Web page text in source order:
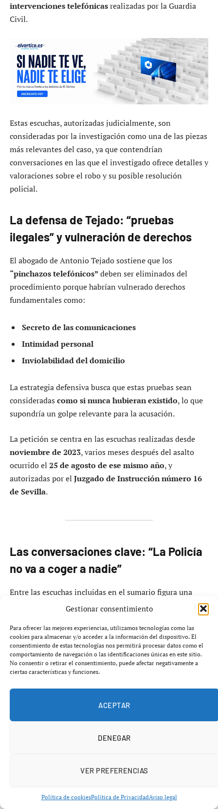
Gestionar consentimiento
Para ofrecer las mejores experiencias, utilizamos tecnologías como las
cookies para almacenar y/o acceder a la información del dispositivo. El
consentimiento de estas tecnologías nos permitirá procesar datos como el
comportamiento de navegación o las identificaciones únicas en este sitio.
No consentir o retirar el consentimiento, puede afectar negativamente a
ciertas características y funciones.
ACEPTAR
DENEGAR
VER PREFERENCIAS
Política de cookiesPolítica de PrivacidadAviso legal
intervenciones telefónicasrealizadas por la Guardia
Civil.
Estas escuchas, autorizadas judicialmente, son
consideradas por la investigación como una de las piezas
más relevantes del caso, ya que contendrían
conversaciones en las que el investigado ofrece detalles y
valoraciones sobre el robo y su posible resolución
policial.
La defensa de Tejado: “pruebas
ilegales” y vulneración de derechos
El abogado de Antonio Tejado sostiene que los
“pinchazos telefónicos” deben ser eliminados del
procedimiento porque habrían vulnerado derechos
fundamentales como:
Secreto de las comunicaciones
Intimidad personal
Inviolabilidad del domicilio
La estrategia defensiva busca que estas pruebas sean
consideradas como si nunca hubieran existido, lo que
supondría un golpe relevante para la acusación.
La petición se centra en las escuchas realizadas desde
noviembre de 2023, varios meses después del asalto
ocurrido el 25 de agosto de ese mismo año, y
autorizadas por el Juzgado de Instrucción número 16
de Sevilla.
Las conversaciones clave: “La Policía
no va a coger a nadie”
Entre las escuchas incluidas en el sumario figura una
conversación de aproximadamente una hora entre
investigado intenta transmitirle tranquilidad tras el
violento asalto.
En ese diálogo, según la transcripción policial, el sobrino
La Policía no va a coger a los ladrones
Las joyas desaparecen en 48 horas
Estas afirmaciones han sido interpretadas por los
habría descrito con precisión hipótesis